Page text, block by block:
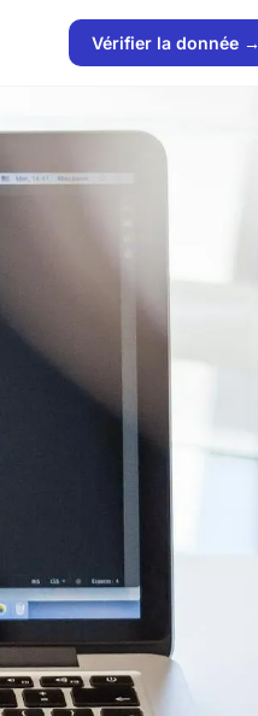
Vérifier la donnée →